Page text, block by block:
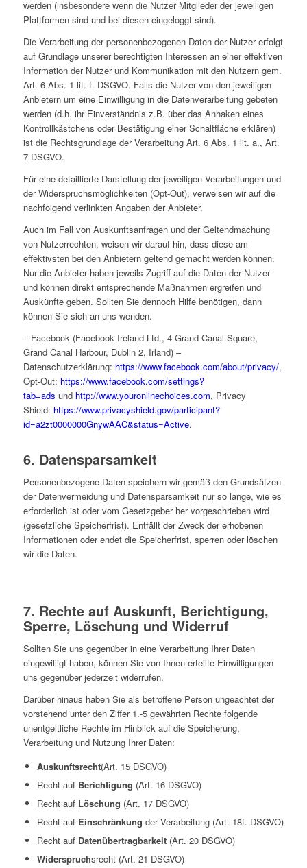
werden (insbesondere wenn die Nutzer Mitglieder der jeweiligen
Plattformen sind und bei diesen eingeloggt sind).
Die Verarbeitung der personenbezogenen Daten der Nutzer erfolgt
auf Grundlage unserer berechtigten Interessen an einer effektiven
Information der Nutzer und Kommunikation mit den Nutzern gem.
Art. 6 Abs. 1 lit. f. DSGVO. Falls die Nutzer von den jeweiligen
Anbietern um eine Einwilligung in die Datenverarbeitung gebeten
werden (d.h. ihr Einverständnis z.B. über das Anhaken eines
Kontrollkästchens oder Bestätigung einer Schaltfläche erklären)
ist die Rechtsgrundlage der Verarbeitung Art. 6 Abs. 1 lit. a., Art.
7 DSGVO.
Für eine detaillierte Darstellung der jeweiligen Verarbeitungen und
der Widerspruchsmöglichkeiten (Opt-Out), verweisen wir auf die
nachfolgend verlinkten Angaben der Anbieter.
Auch im Fall von Auskunftsanfragen und der Geltendmachung
von Nutzerrechten, weisen wir darauf hin, dass diese am
effektivsten bei den Anbietern geltend gemacht werden können.
Nur die Anbieter haben jeweils Zugriff auf die Daten der Nutzer
und können direkt entsprechende Maßnahmen ergreifen und
Auskünfte geben. Sollten Sie dennoch Hilfe benötigen, dann
können Sie sich an uns wenden.
– Facebook (Facebook Ireland Ltd., 4 Grand Canal Square,
Grand Canal Harbour, Dublin 2, Irland) –
Datenschutzerklärung: https://www.facebook.com/about/privacy/,
Opt-Out: https://www.facebook.com/settings?
tab=ads und http://www.youronlinechoices.com, Privacy
Shield: https://www.privacyshield.gov/participant?
id=a2zt0000000GnywAAC&status=Active.
6. Datensparsamkeit
Personenbezogene Daten speichern wir gemäß den Grundsätzen
der Datenvermeidung und Datensparsamkeit nur so lange, wie es
erforderlich ist oder vom Gesetzgeber her vorgeschrieben wird
(gesetzliche Speicherfrist). Entfällt der Zweck der erhobenen
Informationen oder endet die Speicherfrist, sperren oder löschen
wir die Daten.
7. Rechte auf Auskunft, Berichtigung,
Sperre, Löschung und Widerruf
Sollten Sie uns gegenüber in eine Verarbeitung Ihrer Daten
eingewilligt haben, können Sie von Ihnen erteilte Einwilligungen
uns gegenüber jederzeit widerrufen.
Darüber hinaus haben Sie als betroffene Person ungeachtet der
vorstehend unter den Ziffer 1.-5 gewährten Rechte folgende
unentgeltliche Rechte im Hinblick auf die Speicherung,
Verarbeitung und Nutzung Ihrer Daten:
Auskunftsrecht(Art. 15 DSGVO)
Recht auf Berichtigung (Art. 16 DSGVO)
Recht auf Löschung (Art. 17 DSGVO)
Recht auf Einschränkung der Verarbeitung (Art. 18f. DSGVO)
Recht auf Datenübertragbarkeit (Art. 20 DSGVO)
Widerspruchsrecht (Art. 21 DSGVO)